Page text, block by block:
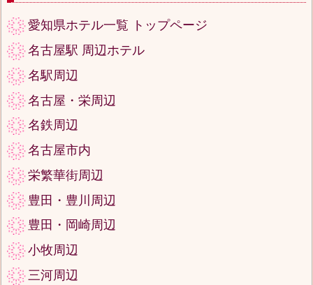
愛知県ホテル一覧 トップページ
名古屋駅 周辺ホテル
名駅周辺
名古屋・栄周辺
名鉄周辺
名古屋市内
栄繁華街周辺
豊田・豊川周辺
豊田・岡崎周辺
小牧周辺
三河周辺